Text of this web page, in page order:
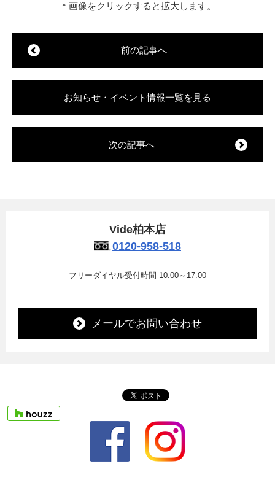
＊画像をクリックすると拡大します。
前の記事へ
お知らせ・イベント情報一覧を見る
次の記事へ
Vide柏本店
0120-958-518
フリーダイヤル受付時間 10:00～17:00
メールでお問い合わせ